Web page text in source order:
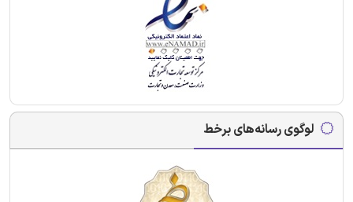
لوگوی رسانه‌های برخط